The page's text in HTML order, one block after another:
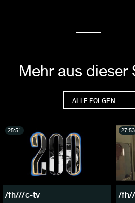
Mehr aus dieser
/fh///c-tv
25:51
/
27:53